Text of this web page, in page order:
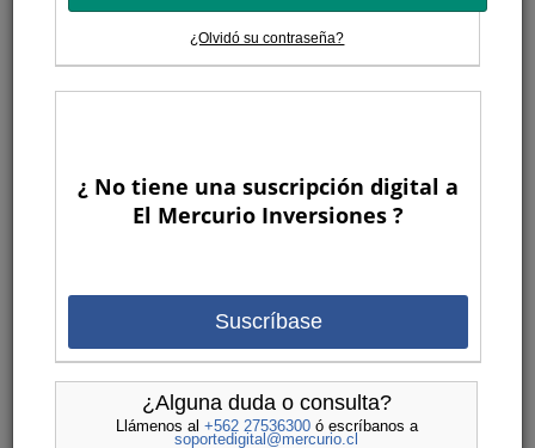
¿Olvidó su contraseña?
¿ No tiene una suscripción digital a
El Mercurio Inversiones ?
Suscríbase
¿Alguna duda o consulta?
Llámenos al +562 27536300ó escríbanos a
soportedigital@mercurio.cl